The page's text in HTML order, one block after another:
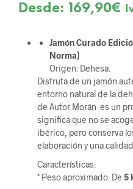
Desde: 169,90€
Jamón Curado
Norma)
Origen: Dehesa.
Disfruta de un jamón
entorno natural de la
de Autor Morán es un
significa que no se
ibérico, pero conserva
elaboración y una
Características:
* Peso aproximado: De 5